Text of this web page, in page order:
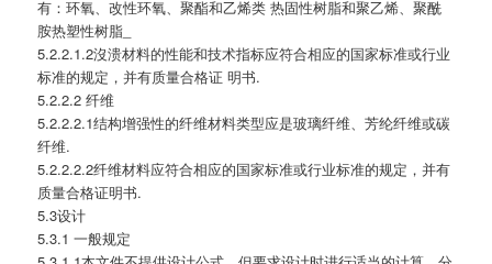
有：环氧、改性环氧、聚酯和乙烯类 热固性树脂和聚乙烯、聚酰
胺热塑性树脂_
5.2.2.1.2沒溃材料的性能和技术指标应符合相应的国家标准或行业
标准的规定，并有质量合格证 明书.
5.2.2.2 纤维
5.2.2.2.1结构增强性的纤维材料类型应是玻璃纤维、芳纶纤维或碳
纤维.
5.2.2.2.2纤维材料应符合相应的国家标准或行业标准的规定，并有
质量合格证明书.
5.3设计
5.3.1 一般规定